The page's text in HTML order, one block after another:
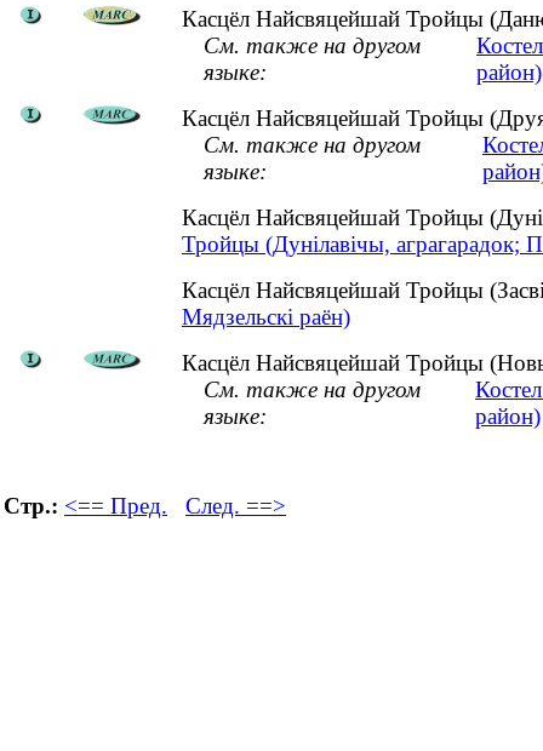
Касцёл Найсвяцейшай Тройцы
См. также на другом
языке:
район)
Касцёл Найсвяцейшай Тройцы
См. также на другом
языке:
Касцёл Найсвяцейшай Тройцы
Тройцы (Дунілавічы, аграгарадок;
Касцёл Найсвяцейшай Тройцы
Мядзельскі раён)
Касцёл Найсвяцейшай Тройцы
См. также на другом
языке:
район)
Стр.: <== Пред. След. ==>